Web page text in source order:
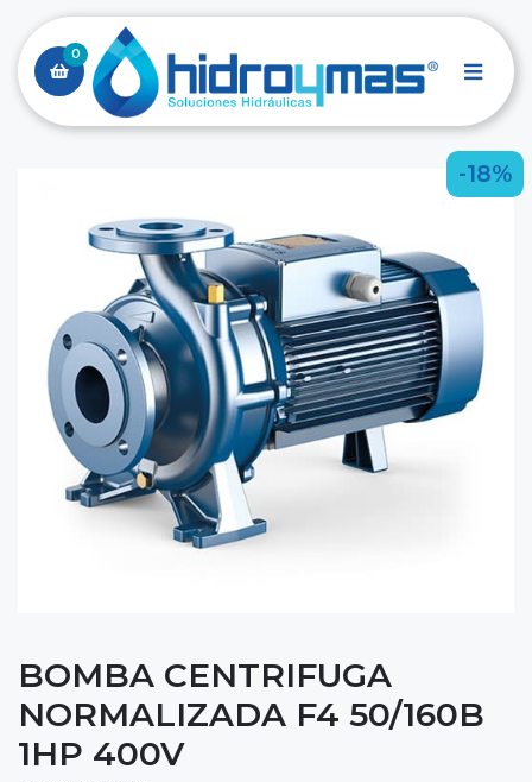
0
-18%
BOMBA CENTRIFUGA
NORMALIZADA F4 50/160B
1HP 400V